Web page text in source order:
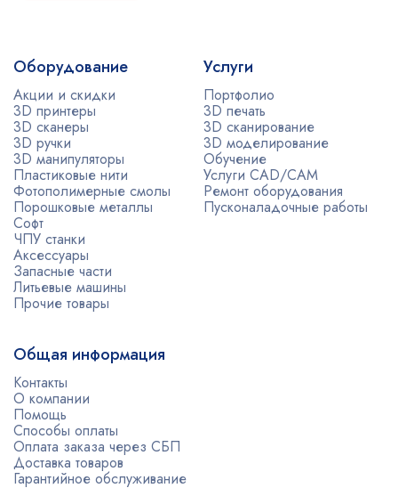
Оборудование
Акции и скидки
3D принтеры
3D сканеры
3D ручки
3D манипуляторы
Пластиковые нити
Фотополимерные смолы
Порошковые металлы
Софт
ЧПУ станки
Аксессуары
Запасные части
Литьевые машины
Прочие товары
Услуги
Портфолио
3D печать
3D сканирование
3D моделирование
Обучение
Услуги CAD/CAM
Ремонт оборудования
Пусконаладочные работы
Общая информация
Контакты
О компании
Помощь
Способы оплаты
Оплата заказа через СБП
Доставка товаров
Гарантийное обслуживание